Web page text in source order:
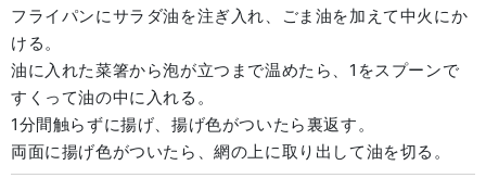
フライパンにサラダ油を注ぎ入れ、ごま油を加えて中火にか
ける。
油に入れた菜箸から泡が立つまで温めたら、1をスプーンで
すくって油の中に入れる。
1分間触らずに揚げ、揚げ色がついたら裏返す。
両面に揚げ色がついたら、網の上に取り出して油を切る。